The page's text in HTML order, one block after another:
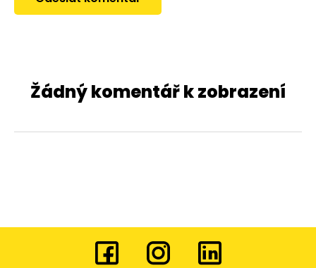
Žádný komentář k zobrazení